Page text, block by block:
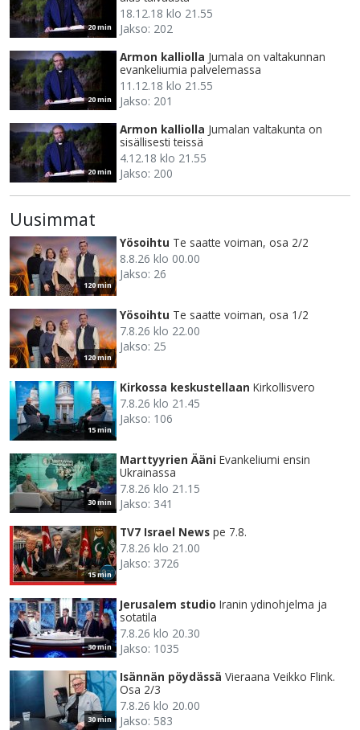
20 min
18.12.18 klo 21.55
Jakso: 202
20 min
Armon kalliolla Jumala on valtakunnan
evankeliumia palvelemassa
11.12.18 klo 21.55
Jakso: 201
20 min
Armon kalliolla Jumalan valtakunta on
sisällisesti teissä
4.12.18 klo 21.55
Jakso: 200
Uusimmat
120 min
Yösoihtu Te saatte voiman, osa 2/2
8.8.26 klo 00.00
Jakso: 26
120 min
Yösoihtu Te saatte voiman, osa 1/2
7.8.26 klo 22.00
Jakso: 25
15 min
Kirkossa keskustellaan Kirkollisvero
7.8.26 klo 21.45
Jakso: 106
30 min
Marttyyrien Ääni Evankeliumi ensin
Ukrainassa
7.8.26 klo 21.15
Jakso: 341
15 min
TV7 Israel News pe 7.8.
7.8.26 klo 21.00
Jakso: 3726
30 min
Jerusalem studio Iranin ydinohjelma ja
sotatila
7.8.26 klo 20.30
Jakso: 1035
30 min
Isännän pöydässä Vieraana Veikko Flink.
Osa 2/3
7.8.26 klo 20.00
Jakso: 583